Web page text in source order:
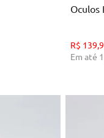
Oculos
R$ 139
Em até